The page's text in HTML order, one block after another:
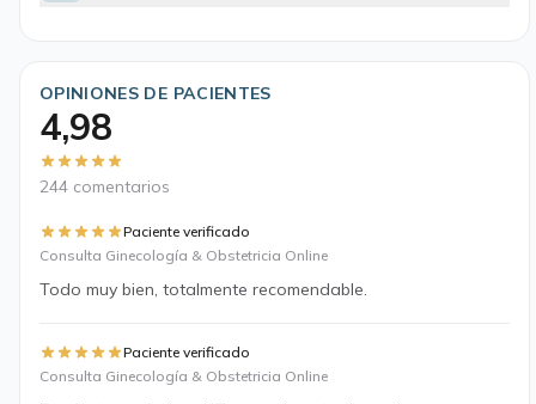
OPINIONES DE PACIENTES
4,98
244 comentarios
Paciente verificado
Consulta Ginecología & Obstetricia Online
Todo muy bien, totalmente recomendable.
Paciente verificado
Consulta Ginecología & Obstetricia Online